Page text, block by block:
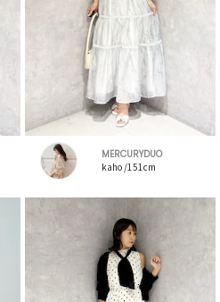
MERCURYDUO
kaho /151cm